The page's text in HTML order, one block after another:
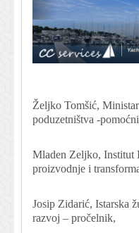
Željko Tomšić,
poduzetništva -
Mladen Zeljko, Institut
proizvodnje i
Josip Zidarić, Istarska
razvoj – pročelnik,